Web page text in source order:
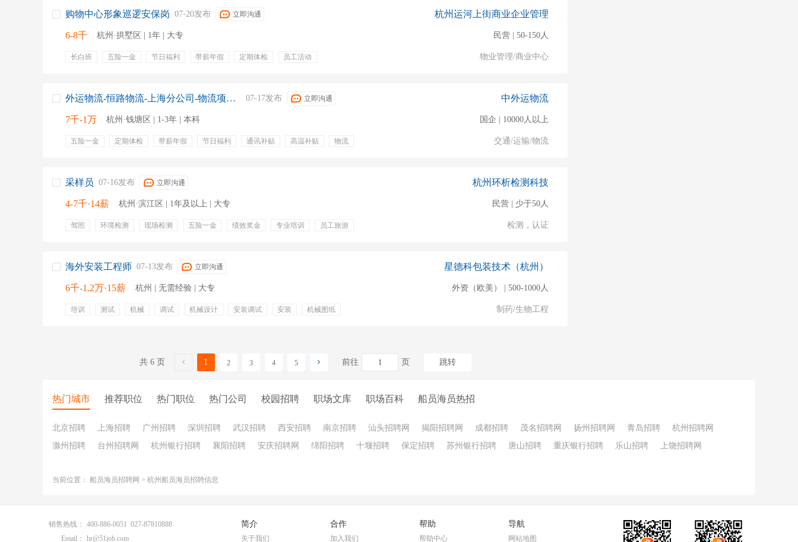
购物中心形象巡逻安保岗 07-20发布 立即沟通
6-8千 杭州·拱墅区 | 1年 | 大专
长白班 五险一金 节日福利 带薪年假 定期体检
员工活动
杭州运河上街商业企业管理
民营 | 50-150人
物业管理/商业中心
外运物流-恒路物流-上海分公司-物流项目主管 07-17发布 立即沟通
7千-1万 杭州·钱塘区 | 1-3年 | 本科
五险一金 定期体检 带薪年假 节日福利 通讯补贴 高温补贴
物流
中外运物流
国企 | 10000人以上
交通/运输/物流
采样员 07-16发布 立即沟通
4-7千·14薪 杭州·滨江区 | 1年及以上 | 大专
驾照 环境检测 现场检测 五险一金 绩效奖金 专业培训
员工旅游
杭州环析检测科技
民营 | 少于50人
检测，认证
海外安装工程师 07-13发布 立即沟通
6千-1.2万·15薪 杭州 | 无需经验 | 大专
培训 测试 机械 调试 机械设计 安装调试 安装
机械图纸
星德科包装技术（杭州）
外资（欧美） | 500-1000人
制药/生物工程
共 6 页 1 2 3 4 5 前往 页 跳转
热门城市 推荐职位 热门职位 热门公司 校园招聘 职场文库 职场百科 船员海员热招
北京招聘 上海招聘 广州招聘 深圳招聘 武汉招聘 西安招聘 南京招聘 汕头招聘网 揭阳招聘网 成都招聘 茂名招聘网 扬州招聘网 青岛招聘
杭州招聘网
滁州招聘
台州招聘网 杭州银行招聘 襄阳招聘 安庆招聘网 绵阳招聘 十堰招聘 保定招聘 苏州银行招聘 唐山招聘 重庆银行招聘 乐山招聘 上饶招聘网
当前位置： 船员海员招聘网 > 杭州船员海员招聘信息
销售热线：
400-886-0051 027-87810888
Email：
hr@51job.com
简介
关于我们
合作
加入我们
帮助
帮助中心
导航
网站地图